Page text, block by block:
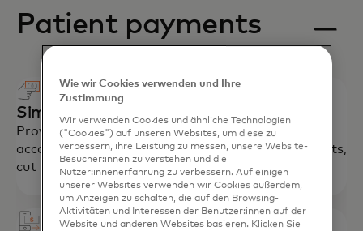
Patient payments
Simplify employee payments
Provide employees cards for tax-advantaged
accounts (HSA, FSA) to streamline reimbursements,
cut paperwork, encourage enrollment.
Wie wir Cookies verwenden und Ihre
Zustimmung
Wir verwenden Cookies und ähnliche Technologien
("Cookies") auf unseren Websites, um diese zu
verbessern, ihre Leistung zu messen, unsere Website-
Besucher:innen zu verstehen und die
Nutzer:innenerfahrung zu verbessern. Auf einigen
unserer Websites verwenden wir Cookies außerdem,
um Anzeigen zu schalten, die auf den Browsing-
Aktivitäten und Interessen der Benutzer:innen auf der
Website und anderen Websites basieren. Klicken Sie